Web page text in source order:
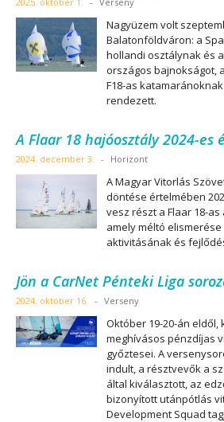
Nagyüzem volt
Balatonföldváron: a
hollandi osztálynak és
országos bajnokságot,
F18-as
rendezett.
A Flaar 18 hajóosztály 2024-es
2024. december 3. - Horizont
A Magyar Vitorlás
döntése értelmében
vesz részt a Flaar 18-
amely méltó
aktivitásának és
Jön a CarNet Pénteki Liga
2024. október 16. - Verseny
Október 19-20-án eldől,
meghívásos pénzdíjas
győztesei. A
indult, a résztvevők a
által kiválasztott, az
bizonyított utánpótlás
Development Squad